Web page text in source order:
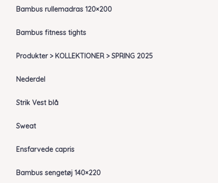
Bambus rullemadras 120×200
Bambus fitness tights
Produkter > KOLLEKTIONER > SPRING 2025
Nederdel
Strik Vest blå
Sweat
Ensfarvede capris
Bambus sengetøj 140×220